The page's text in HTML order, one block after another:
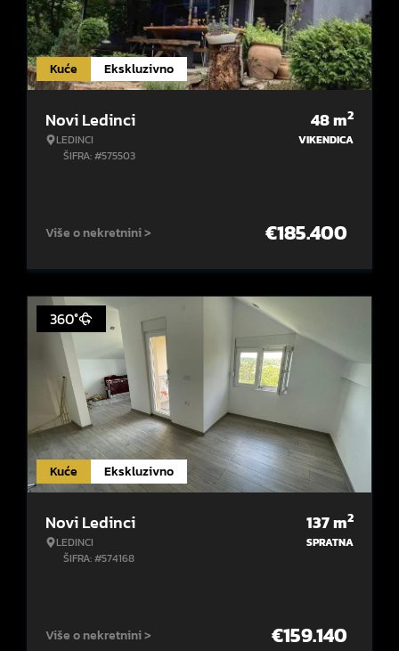
Kuće Ekskluzivno
Novi Ledinci
LEDINCI
ŠIFRA: #575503
48m2
VIKENDICA
Više o nekretnini > €185.400
Kuće Ekskluzivno
360°
Novi Ledinci
LEDINCI
ŠIFRA: #574168
137m2
SPRATNA
Više o nekretnini > €159.140